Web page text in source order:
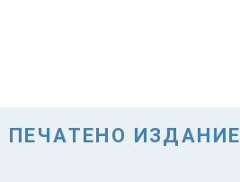
ПЕЧАТЕНО ИЗДАНИЕ